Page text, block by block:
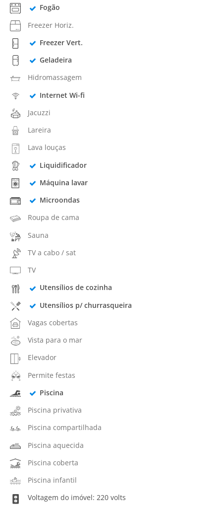
Fogão
Freezer Horiz.
Freezer Vert.
Geladeira
Hidromassagem
Internet Wi-fi
Jacuzzi
Lareira
Lava louças
Liquidificador
Máquina lavar
Microondas
Roupa de cama
Sauna
TV a cabo / sat
TV
Utensílios de cozinha
Utensílios p/ churrasqueira
Vagas cobertas
Vista para o mar
Elevador
Permite festas
Piscina
Piscina privativa
Piscina compartilhada
Piscina aquecida
Piscina coberta
Piscina infantil
Voltagem do imóvel: 220 volts